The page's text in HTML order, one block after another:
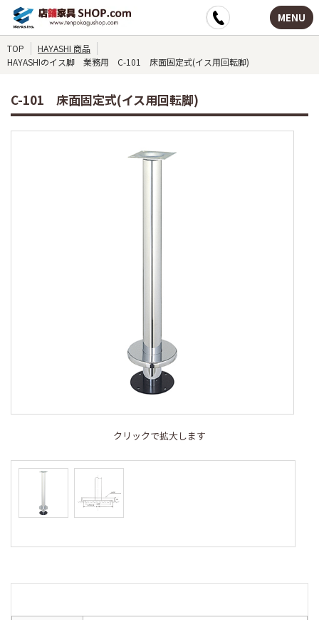
MENU
TOP
HAYASHI 商品
HAYASHIのイス脚 業務用 C-101 床面固定式(イス用回転脚)
C-101 床面固定式(イス用回転脚)
クリックで拡大します